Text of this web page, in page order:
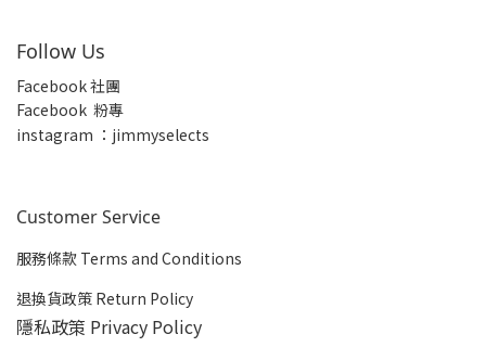
Follow Us
Facebook 社團
Facebook 粉專
instagram ：jimmyselects
Customer Service
服務條款 Terms and Conditions
退換貨政策 Return Policy
隱私政策 Privacy Policy